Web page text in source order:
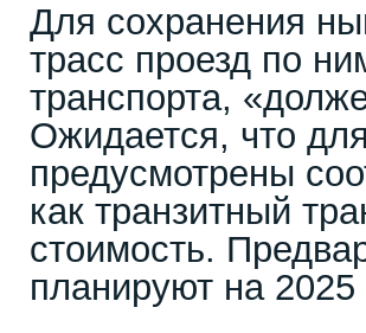
Для сохранения
трасс проезд по
транспорта,
Ожидается, что
предусмотрены
как транзитный
стоимость.
планируют на 2025